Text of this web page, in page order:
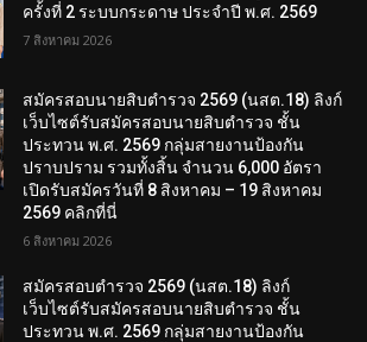
ครั้งที่ 2 ระบบกระดาษ ประจำปี พ.ศ. 2569
7 สิงหาคม 2026
สมัครสอบนายสิบตำรวจ 2569 (นสต.18) ลิงก์
เว็บไซต์รับสมัครสอบนายสิบตำรวจ ชั้น
ประทวน พ.ศ. 2569 กลุ่มสายงานป้องกัน
ปราบปราม รวมทั้งสิ้น จำนวน 6,000 อัตรา
เปิดรับสมัครวันที่ 8 สิงหาคม – 19 สิงหาคม
2569 คลิกที่นี่
6 สิงหาคม 2026
สมัครสอบตํารวจ 2569 (นสต.18) ลิงก์
เว็บไซต์รับสมัครสอบนายสิบตำรวจ ชั้น
ประทวน พ.ศ. 2569 กลุ่มสายงานป้องกัน